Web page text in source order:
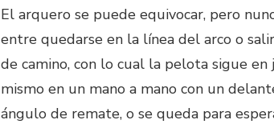
El arquero se puede equivocar, pero
entre quedarse en la línea del arco o
de camino, con lo cual la pelota sigue
mismo en un mano a mano con un
ángulo de remate, o se queda para